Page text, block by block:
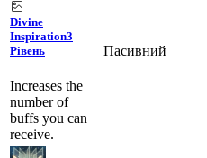
Divine
Inspiration3
Рівень
Increases the
number of
buffs you can
receive.
Пасивний